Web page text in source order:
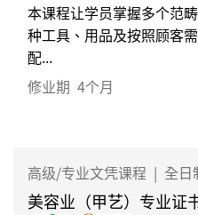
本课程让学员掌握多个范
种工具、用品及按照顾客
配...
修业期 4个月
高级/专业文凭课程 | 全日
美容业（甲艺）专业证